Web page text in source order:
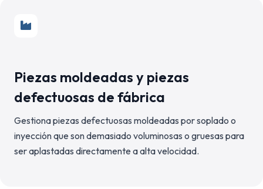
Piezas moldeadas y piezas
defectuosas de fábrica
Gestiona piezas defectuosas moldeadas por soplado o
inyección que son demasiado voluminosas o gruesas para
ser aplastadas directamente a alta velocidad.